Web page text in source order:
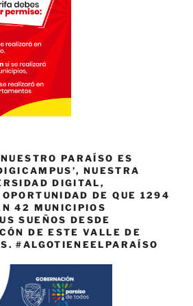
PARAÍSO ES
NUESTRA
DIGITAL,
DE QUE 1294
42 MUNICIPIOS
SUEÑOS DESDE
DE ESTE VALLE DE
#ALGOTIENEELPARAÍSO